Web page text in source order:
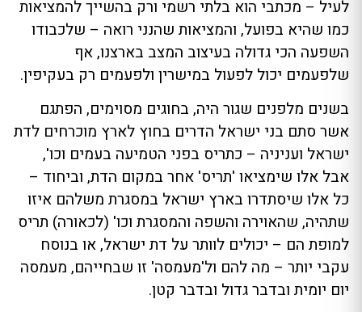
לעיל – מכתבי הוא בלתי רשמי ורק בהשייך להמציאות
כמו שהיא בפועל, והמציאות שהנני רואה – שלכבודו
השפעה הכי גדולה בעיצוב המצב בארצנו, אף
שלפעמים יכול לפעול במישרין ולפעמים רק בעקיפין.
בשנים מלפנים שגור היה, בחוגים מסוימים, הפתגם
אשר סתם בני ישראל הדרים בחוץ לארץ מוכרחים לדת
ישראל ועניניה – כתריס בפני הטמיעה בעמים וכו',
אבל אלו שימציאו 'תריס' אחר במקום הדת, וביחוד –
כל אלו שיסתדרו בארץ ישראל במסגרת משלהם איזו
שתהיה, שהאוירה והשפה והמסגרת וכו' (לכאורה) תריס
למופת הם – יכולים לוותר על דת ישראל, או בנוסח
עקבי יותר – מה להם ול'מעמסה' זו שבחייהם, מעמסה
יום יומית ובדבר גדול ובדבר קטן.